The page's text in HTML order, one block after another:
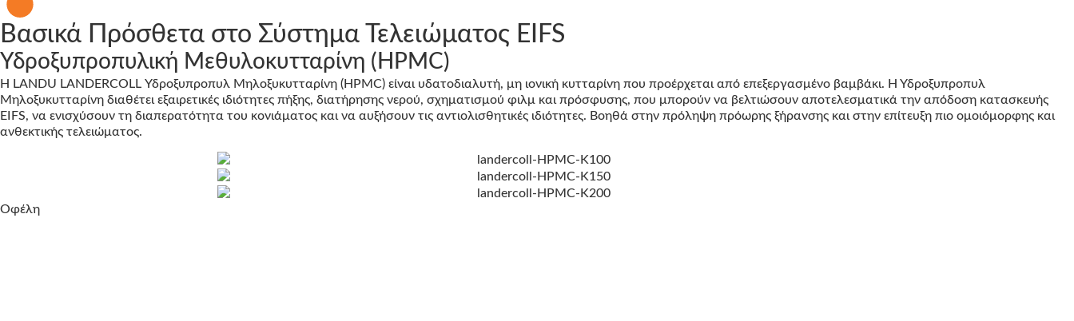
Βασικά Πρόσθετα στο Σύστημα Τελειώματος EIFS
Υδροξυπροπυλική Μεθυλοκυτταρίνη (HPMC)
Η LANDU LANDERCOLL Υδροξυπροπυλ Μηλοξυκυτταρίνη (HPMC) είναι υδατοδιαλυτή, μη ιονική κυτταρίνη που προέρχεται από επεξεργασμένο βαμβάκι. Η Υδροξυπροπυλ
Μηλοξυκυτταρίνη διαθέτει εξαιρετικές ιδιότητες πήξης, διατήρησης νερού, σχηματισμού φιλμ και πρόσφυσης, που μπορούν να βελτιώσουν αποτελεσματικά την απόδοση κατασκευής
EIFS, να ενισχύσουν τη διαπερατότητα του κονιάματος και να αυξήσουν τις αντιολισθητικές ιδιότητες. Βοηθά στην πρόληψη πρόωρης ξήρανσης και στην επίτευξη πιο ομοιόμορφης και
ανθεκτικής τελειώματος.
Οφέλη